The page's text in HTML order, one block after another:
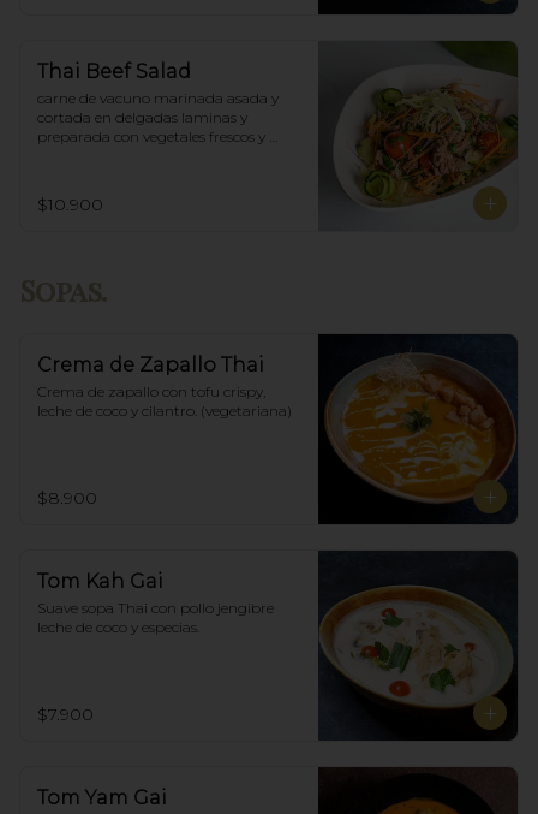
Thai Beef Salad
carne de vacuno marinada asada y
cortada en delgadas laminas y
preparada con vegetales frescos y
$10.900
Crema de Zapallo Thai
Crema de zapallo con tofu crispy,
leche de coco y cilantro. (vegetariana)
$8.900
Tom Kah Gai
Suave sopa Thai con pollo jengibre
leche de coco y especias.
$7.900
Tom Yam Gai